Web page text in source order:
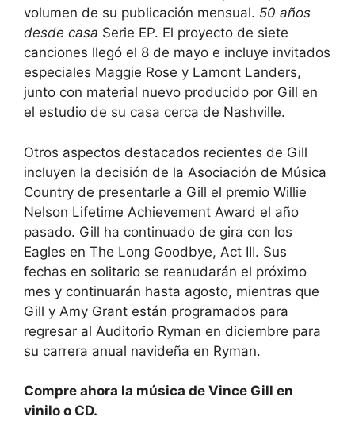
volumen de su publicación mensual. 50 años
desde casa Serie EP. El proyecto de siete
canciones llegó el 8 de mayo e incluye invitados
especiales Maggie Rose y Lamont Landers,
junto con material nuevo producido por Gill en
el estudio de su casa cerca de Nashville.
Otros aspectos destacados recientes de Gill
incluyen la decisión de la Asociación de Música
Country de presentarle a Gill el premio Willie
Nelson Lifetime Achievement Award el año
pasado. Gill ha continuado de gira con los
Eagles en The Long Goodbye, Act III. Sus
fechas en solitario se reanudarán el próximo
mes y continuarán hasta agosto, mientras que
Gill y Amy Grant están programados para
regresar al Auditorio Ryman en diciembre para
su carrera anual navideña en Ryman.
Compre ahora la música de Vince Gill en
vinilo o CD.